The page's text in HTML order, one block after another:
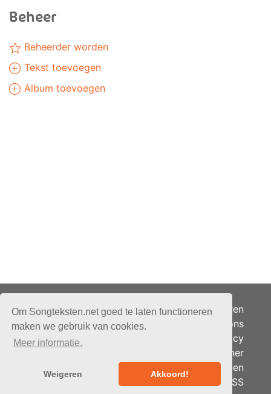
Om Songteksten.net goed te laten functioneren
maken we gebruik van cookies.
Meer informatie.
Weigeren Akkoord!
Beheer
Beheerder worden
Tekst toevoegen
Album toevoegen
Alle rechten voorbehouden.
bandhosting.nl
Adverteren
Over ons
Je privacy
Partner
Berichten
RSS